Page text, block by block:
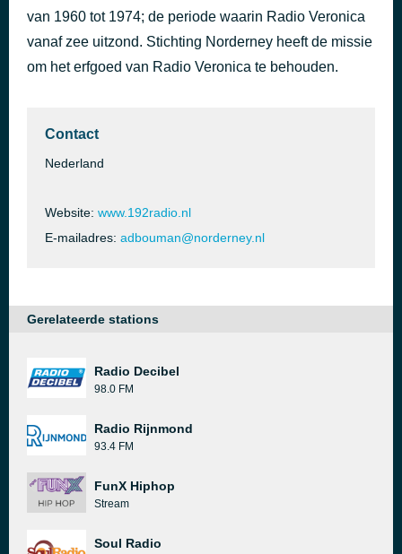
Satisfaction
The Rolling Stones
3 uur geleden
van 1960 tot 1974; de periode waarin Radio Veronica
vanaf zee uitzond. Stichting Norderney heeft de missie
om het erfgoed van Radio Veronica te behouden.
Contact
Nederland
Website: www.192radio.nl
E-mailadres: adbouman@norderney.nl
Gerelateerde stations
Radio Decibel
98.0 FM
Radio Rijnmond
93.4 FM
FunX Hiphop
Stream
Soul Radio